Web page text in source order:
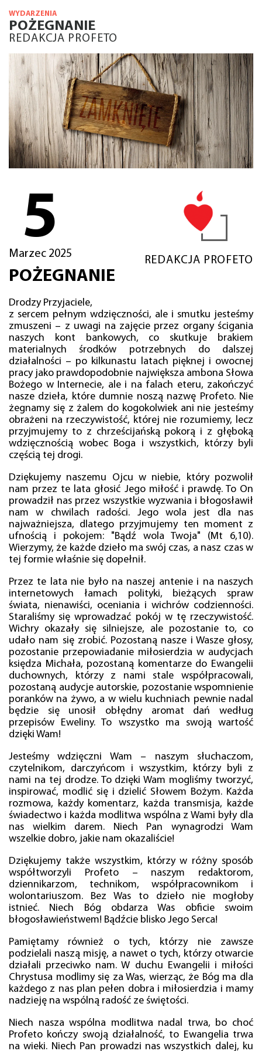
WYDARZENIA
POŻEGNANIE
REDAKCJA PROFETO
5
Marzec 2025
REDAKCJA PROFETO
POŻEGNANIE
Drodzy Przyjaciele,
z sercem pełnym wdzięczności, ale i smutku jesteśmy
zmuszeni – z uwagi na zajęcie przez organy ścigania
naszych kont bankowych, co skutkuje brakiem
materialnych środków potrzebnych do dalszej
działalności – po kilkunastu latach pięknej i owocnej
pracy jako prawdopodobnie największa ambona Słowa
Bożego w Internecie, ale i na falach eteru, zakończyć
nasze dzieła, które dumnie noszą nazwę Profeto. Nie
żegnamy się z żalem do kogokolwiek ani nie jesteśmy
obrażeni na rzeczywistość, której nie rozumiemy, lecz
przyjmujemy to z chrześcijańską pokorą i z głęboką
wdzięcznością wobec Boga i wszystkich, którzy byli
częścią tej drogi.
Dziękujemy naszemu Ojcu w niebie, który pozwolił
nam przez te lata głosić Jego miłość i prawdę. To On
prowadził nas przez wszystkie wyzwania i błogosławił
nam w chwilach radości. Jego wola jest dla nas
najważniejsza, dlatego przyjmujemy ten moment z
ufnością i pokojem: "Bądź wola Twoja" (Mt 6,10).
Wierzymy, że każde dzieło ma swój czas, a nasz czas w
tej formie właśnie się dopełnił.
Przez te lata nie było na naszej antenie i na naszych
internetowych łamach polityki, bieżących spraw
świata, nienawiści, oceniania i wichrów codzienności.
Staraliśmy się wprowadzać pokój w tę rzeczywistość.
Wichry okazały się silniejsze, ale pozostanie to, co
udało nam się zrobić. Pozostaną nasze i Wasze głosy,
pozostanie przepowiadanie miłosierdzia w audycjach
księdza Michała, pozostaną komentarze do Ewangelii
duchownych, którzy z nami stale współpracowali,
pozostaną audycje autorskie, pozostanie wspomnienie
poranków na żywo, a w wielu kuchniach pewnie nadal
będzie się unosił obłędny aromat dań według
przepisów Eweliny. To wszystko ma swoją wartość
dzięki Wam!
Jesteśmy wdzięczni Wam – naszym słuchaczom,
czytelnikom, darczyńcom i wszystkim, którzy byli z
nami na tej drodze. To dzięki Wam mogliśmy tworzyć,
inspirować, modlić się i dzielić Słowem Bożym. Każda
rozmowa, każdy komentarz, każda transmisja, każde
świadectwo i każda modlitwa wspólna z Wami były dla
nas wielkim darem. Niech Pan wynagrodzi Wam
wszelkie dobro, jakie nam okazaliście!
Dziękujemy także wszystkim, którzy w różny sposób
współtworzyli Profeto – naszym redaktorom,
dziennikarzom, technikom, współpracownikom i
wolontariuszom. Bez Was to dzieło nie mogłoby
istnieć. Niech Bóg obdarza Was obficie swoim
błogosławieństwem! Bądźcie blisko Jego Serca!
Pamiętamy również o tych, którzy nie zawsze
podzielali naszą misję, a nawet o tych, którzy otwarcie
działali przeciwko nam. W duchu Ewangelii i miłości
Chrystusa modlimy się za Was, wierząc, że Bóg ma dla
każdego z nas plan pełen dobra i miłosierdzia i mamy
nadzieję na wspólną radość ze świętości.
Niech nasza wspólna modlitwa nadal trwa, bo choć
Profeto kończy swoją działalność, to Ewangelia trwa
na wieki. Niech Pan prowadzi nas wszystkich dalej, ku